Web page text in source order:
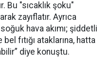
Bu "sıcaklık şoku"
zayıflatır. Ayrıca
hava akımı; şiddetli
fıtığı ataklarına, hatta
diye konuştu.